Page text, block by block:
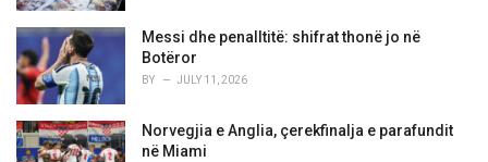
Messi dhe penalltitë: shifrat thonë jo në
Botëror
BY JULY 11, 2026
Norvegjia e Anglia, çerekfinalja e parafundit
në Miami